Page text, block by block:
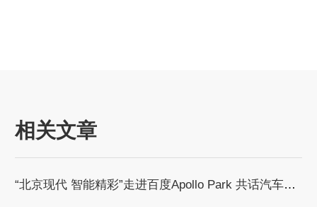
相关文章
“北京现代 智能精彩”走进百度Apollo Park 共话汽车智能化发展浪潮